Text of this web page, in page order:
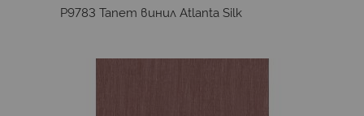
P9783 Тапет винил Atlanta Silk